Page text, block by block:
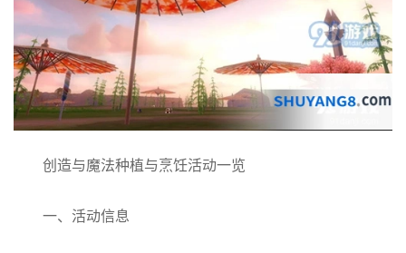
创造与魔法种植与烹饪活动一览
一、活动信息